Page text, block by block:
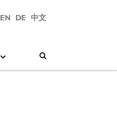
EN DE 中文